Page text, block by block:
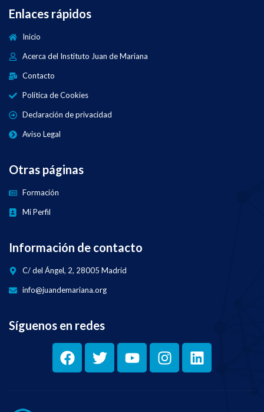
Enlaces rápidos
Inicio
Acerca del Instituto Juan de Mariana
Contacto
Política de Cookies
Declaración de privacidad
Aviso Legal
Otras páginas
Formación
Mi Perfil
Información de contacto
C/ del Ángel, 2, 28005 Madrid
info@juandemariana.org
Síguenos en redes